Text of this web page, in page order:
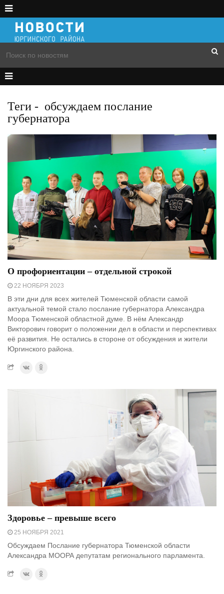
Теги - обсуждаем послание
губернатора
О профориентации – отдельной строкой
22 НОЯБРЯ 2023
В эти дни для всех жителей Тюменской области самой
актуальной темой стало послание губернатора Александра
Моора Тюменской областной думе. В нём Александр
Викторович говорит о положении дел в области и перспективах
её развития. Не остались в стороне от обсуждения и жители
Юргинского района.
Здоровье – превыше всего
25 НОЯБРЯ 2021
Обсуждаем Послание губернатора Тюменской области
Александра МООРА депутатам регионального парламента.